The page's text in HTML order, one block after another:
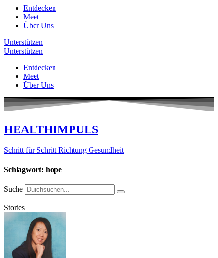
Entdecken
Meet
Über Uns
Unterstützen
Unterstützen
Entdecken
Meet
Über Uns
HEALTHIMPULS
Schritt für Schritt Richtung Gesundheit
Schlagwort: hope
Suche
Stories